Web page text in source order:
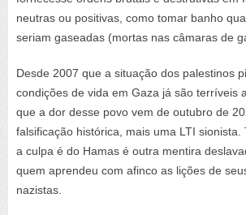
neutras ou positivas, como tomar banho
seriam gaseadas (mortas nas câmaras de
Desde 2007 que a situação dos palestinos
condições de vida em Gaza já são terríveis
que a dor desse povo vem de outubro de
falsificação histórica, mais uma LTI sionista.
a culpa é do Hamas é outra mentira
quem aprendeu com afinco as lições de
nazistas.